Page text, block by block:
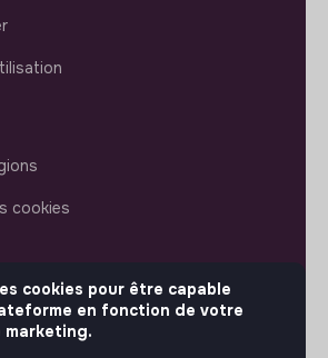
cookies
cookies pour être capable
en fonction de votre
marketing.